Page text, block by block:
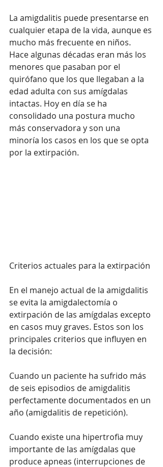
La amigdalitis puede presentarse en
cualquier etapa de la vida, aunque es
mucho más frecuente en niños.
Hace algunas décadas eran más los
menores que pasaban por el
quirófano que los que llegaban a la
edad adulta con sus amígdalas
intactas. Hoy en día se ha
consolidado una postura mucho
más conservadora y son una
minoría los casos en los que se opta
por la extirpación.
Criterios actuales para la extirpación
En el manejo actual de la amigdalitis
se evita la amigdalectomía o
extirpación de las amígdalas excepto
en casos muy graves. Estos son los
principales criterios que influyen en
la decisión:
Cuando un paciente ha sufrido más
de seis episodios de amigdalitis
perfectamente documentados en un
año (amigdalitis de repetición).
Cuando existe una hipertrofia muy
importante de las amígdalas que
produce apneas (interrupciones de